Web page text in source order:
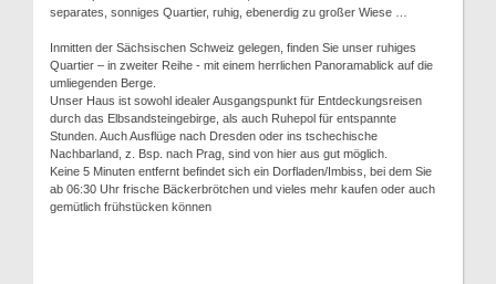
separates, sonniges Quartier, ruhig, ebenerdig zu großer Wiese …
Inmitten der Sächsischen Schweiz gelegen, finden Sie unser ruhiges
Quartier – in zweiter Reihe - mit einem herrlichen Panoramablick auf die
umliegenden Berge.
Unser Haus ist sowohl idealer Ausgangspunkt für Entdeckungsreisen
durch das Elbsandsteingebirge, als auch Ruhepol für entspannte
Stunden. Auch Ausflüge nach Dresden oder ins tschechische
Nachbarland, z. Bsp. nach Prag, sind von hier aus gut möglich.
Keine 5 Minuten entfernt befindet sich ein Dorfladen/Imbiss, bei dem Sie
ab 06:30 Uhr frische Bäckerbrötchen und vieles mehr kaufen oder auch
gemütlich frühstücken können